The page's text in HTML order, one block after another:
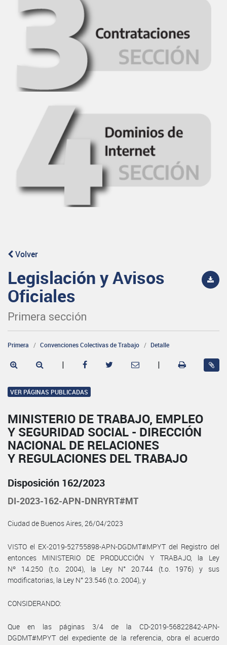
Volver
Legislación y Avisos
Oficiales
Primera sección
Primera Convenciones Colectivas de Trabajo Detalle
| |
VER PÁGINAS PUBLICADAS
MINISTERIO DE TRABAJO, EMPLEO
Y SEGURIDAD SOCIAL - DIRECCIÓN
NACIONAL DE RELACIONES
Y REGULACIONES DEL TRABAJO
Disposición 162/2023
DI-2023-162-APN-DNRYRT#MT
Ciudad de Buenos Aires, 26/04/2023
VISTO el EX-2019-52755898-APN-DGDMT#MPYT del Registro del
entonces MINISTERIO DE PRODUCCIÓN Y TRABAJO, la Ley
Nº 14.250 (t.o. 2004), la Ley N° 20.744 (t.o. 1976) y sus
modificatorias, la Ley N° 23.546 (t.o. 2004), y
CONSIDERANDO:
Que en las páginas 3/4 de la CD-2019-56822842-APN-
DGDMT#MPYT del expediente de la referencia, obra el acuerdo